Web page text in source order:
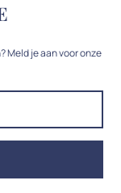
Meld je aan voor onze